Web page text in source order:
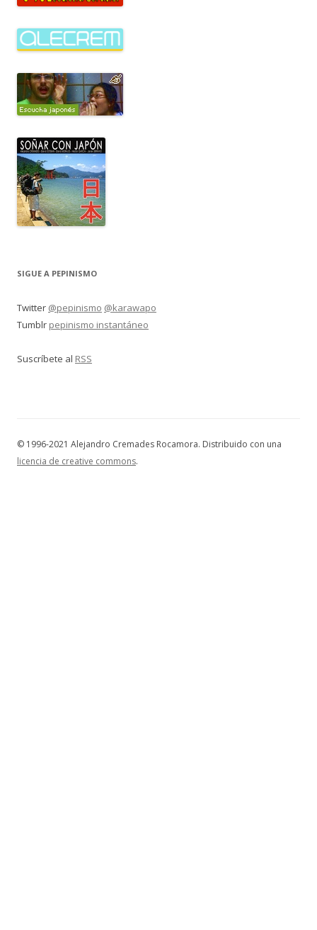
SIGUE A PEPINISMO
Twitter @pepinismo @karawapo
Tumblr pepinismo instantáneo
Suscríbete al RSS
© 1996-2021 Alejandro Cremades Rocamora. Distribuido con una
licencia de creative commons.